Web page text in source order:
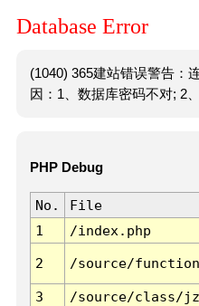
Database Error
(1040) 365建站错误警告：
因：1、数据库密码不对; 2
PHP Debug
No. File
1
/index.php
2 /source/
3 /source/class/